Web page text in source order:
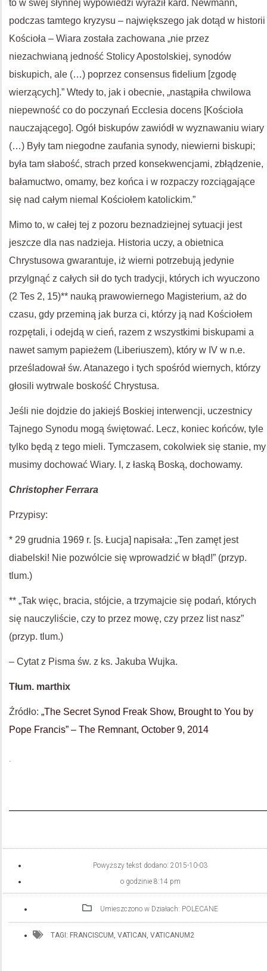
to w swej słynnej wypowiedzi wyraził kard. Newmann,
podczas tamtego kryzysu – największego jak dotąd w historii
Kościoła – Wiara została zachowana „nie przez
niezachwianą jedność Stolicy Apostolskiej, synodów
biskupich, ale (…) poprzez consensus fidelium [zgodę
wierzących].” Wtedy to, jak i obecnie, „nastąpiła chwilowa
niepewność co do poczynań Ecclesia docens [Kościoła
nauczającego]. Ogół biskupów zawiódł w wyznawaniu wiary
(…) Były tam niegodne zaufania synody, niewierni biskupi;
była tam słabość, strach przed konsekwencjami, zbłądzenie,
bałamuctwo, omamy, bez końca i w rozpaczy rozciągające
się nad całym niemal Kościołem katolickim.”
Mimo to, w całej tej z pozoru beznadziejnej sytuacji jest
jeszcze dla nas nadzieja. Historia uczy, a obietnica
Chrystusowa gwarantuje, iż wierni potrzebują jedynie
przylgnąć z całych sił do tych tradycji, których ich wyuczono
(2 Tes 2, 15)** nauką prawowiernego Magisterium, aż do
czasu, gdy przeminą jak burza ci, którzy ją nad Kościołem
rozpętali, i odejdą w cień, razem z wszystkimi biskupami a
nawet samym papieżem (Liberiuszem), który w IV w n.e.
prześladował św. Atanazego i tych spośród wiernych, którzy
głosili wytrwale boskość Chrystusa.
Jeśli nie dojdzie do jakiejś Boskiej interwencji, uczestnicy
Tajnego Synodu mogą świętować. Lecz, koniec końców, tyle
tylko będą z tego mieli. Tymczasem, cokolwiek się stanie, my
musimy dochować Wiary. I, z łaską Boską, dochowamy.
Christopher Ferrara
Przypisy:
* 29 grudnia 1969 r. [s. Łucja] napisała: „Ten zamęt jest
diabelski! Nie pozwólcie się wprowadzić w błąd!” (przyp.
tlum.)
** „Tak więc, bracia, stójcie, a trzymajcie się podań, których
się nauczyliście, czy to przez mowę, czy przez list nasz”
(przyp. tlum.)
– Cytat z Pisma św. z ks. Jakuba Wujka.
Tłum. marthix
Źródło: „The Secret Synod Freak Show, Brought to You by
Pope Francis” – The Remnant, October 9, 2014
Powyższy tekst dodano: 2015-10-03
o godzinie 8:14 pm
Umieszczono w Działach: POLECANE
TAGI: FRANCISCUM , VATICAN , VATICANUM2